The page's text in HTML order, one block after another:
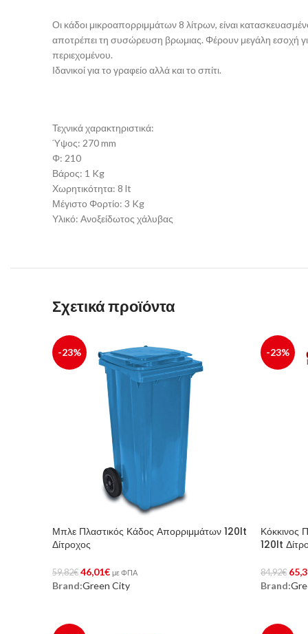
Οι κάδοι μικροαπορριμμάτων 8 λίτρων, είναι
αποτρέπει τη συσώρευση βρωμιας. Φέρουν μεγάλη εσοχή
περιεχομένου.
Ιδανικοί για το γραφείο αλλά και το σπίτι.
Τεχνικά χαρακτηριστικά:
Ύψος: 270 mm
Φ: 210
Βάρος: 1 Kg
Χωρητικότητα: 8 lt
Μέγιστο Φορτίο: 3 Kg
Υλικό: Ανοξείδωτος χάλυβας
Σχετικά προϊόντα
-23%
Μπλε Πλαστικός Κάδος Απορριμμάτων 120lt
Δίτροχος
59,82€ 46,01€ με ΦΠΑ
Αγορά Προϊόντος
Brand:Green City
-23%
Κόκκινος
120lt
84,92€
Αγορά
Brand: